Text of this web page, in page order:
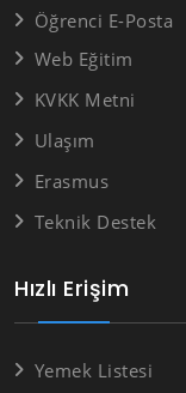
Hızlı Erişim
Yemek Listesi
Öğrenci E-Posta
Web Eğitim
KVKK Metni
Ulaşım
Erasmus
Teknik Destek